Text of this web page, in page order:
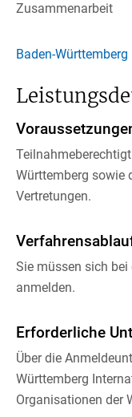
Zusammenarbeit
Baden-
Württemberg sowie
Vertretungen.
Sie müssen sich
anmelden.
Erforderliche
Über die
Württemberg
Organisationen der